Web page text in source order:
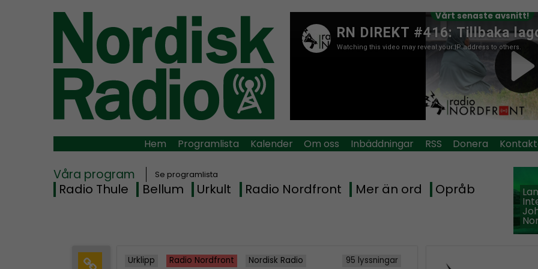
Vårt senaste avsnitt!
Hem Programlista Kalender Om oss Inbäddningar RSS Donera
Våra program Se programlista
Radio Thule Bellum Urkult Radio Nordfront Mer än ord Opråb
Urklipp Radio Nordfront Nordisk Radio
95 lyssningar